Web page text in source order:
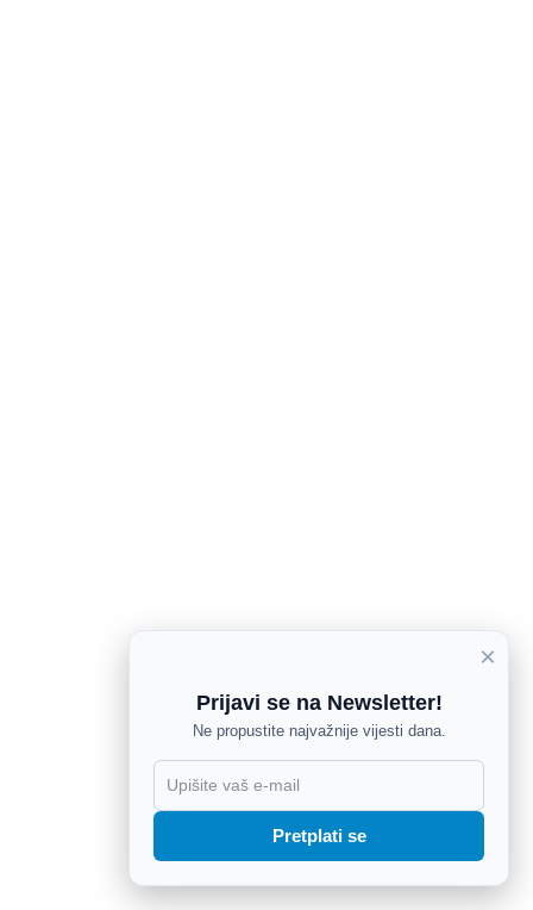
×
Prijavi se na Newsletter!
Ne propustite najvažnije vijesti dana.
Pretplati se